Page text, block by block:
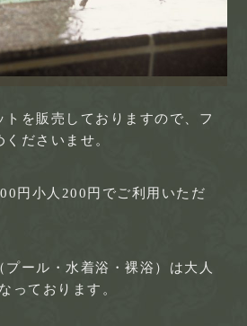
トを販売しておりますので、フ
ださいませ。
円小人200円でご利用いただ
プール・水着浴・裸浴）は大人
っております。